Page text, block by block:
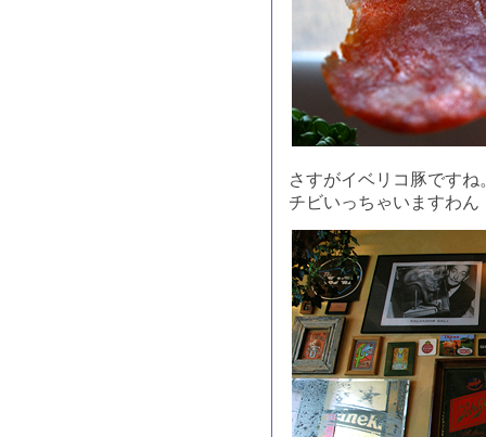
さすがイベリコ豚です
チビいっちゃいますわん